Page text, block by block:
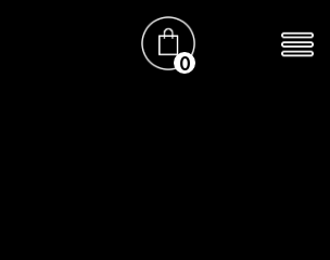
в заказ →
0